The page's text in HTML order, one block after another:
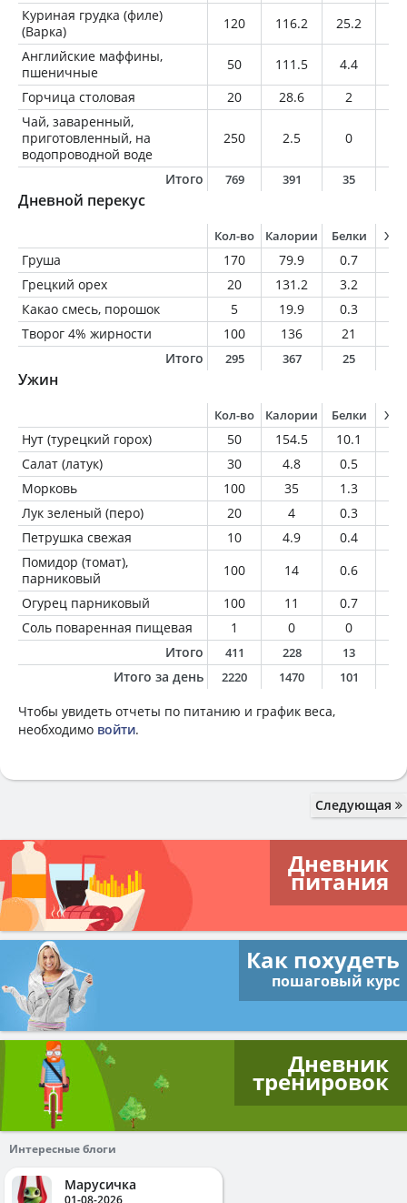
Куриная грудка (филе)
(Варка)
120 116.2 25.2
Английские маффины,
пшеничные
50 111.5 4.4
Горчица столовая
20 28.6 2
Чай, заваренный,
приготовленный, на
водопроводной воде
250 2.5 0
Итого 769 391 35
Дневной перекус
Кол-во Калории Белки
Груша 170 79.9 0.7
Грецкий орех
20 131.2 3.2
Какао смесь, порошок
5 19.9 0.3
Творог 4% жирности
100 136 21
Итого
295 367 25
Ужин
Кол-во Калории Белки
Нут (турецкий горох) 50 154.5 10.1
Салат (латук)
30 4.8 0.5
Морковь
100 35 1.3
Лук зеленый (перо)
20 4 0.3
Петрушка свежая
10 4.9 0.4
Помидор (томат),
парниковый
100 14 0.6
Огурец парниковый
100 11 0.7
Соль поваренная пищевая
1 0 0
Итого
411 228 13
Итого за день 2220 1470 101
Чтобы увидеть отчеты по питанию и график веса,
необходимо войти.
Следующая
Дневник
питания
Как похудеть
пошаговый курс
Дневник
тренировок
Интересные блоги
Марусичка
01-08-2026